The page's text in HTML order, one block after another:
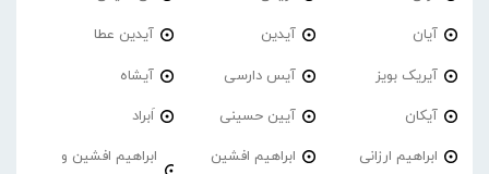
آیان آیدین آیدین عطا
آیریک بویز آیس دارسی آیشاه
آیکان آیین حسینی اَبراد
ابراهیم ارزانی ابراهیم افشین
ابراهیم افشین و